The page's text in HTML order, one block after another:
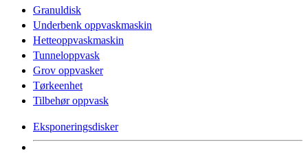
Granuldisk
Underbenk oppvaskmaskin
Hetteoppvaskmaskin
Tunneloppvask
Grov oppvasker
Tørkeenhet
Tilbehør oppvask
Eksponeringsdisker